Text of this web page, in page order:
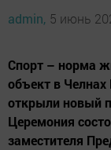
admin, 5 июнь
Спорт – норма
объект в
открыли новый
Церемония
заместителя